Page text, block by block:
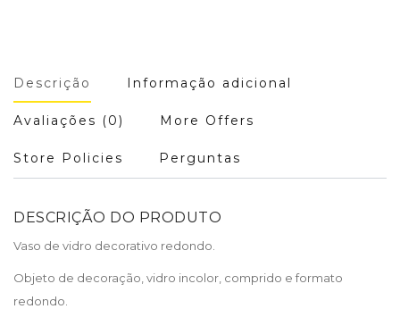
Descrição Informação adicional
Avaliações (0) More Offers
Store Policies Perguntas
DESCRIÇÃO DO PRODUTO
Vaso de vidro decorativo redondo.
Objeto de decoração, vidro incolor, comprido e formato
redondo.